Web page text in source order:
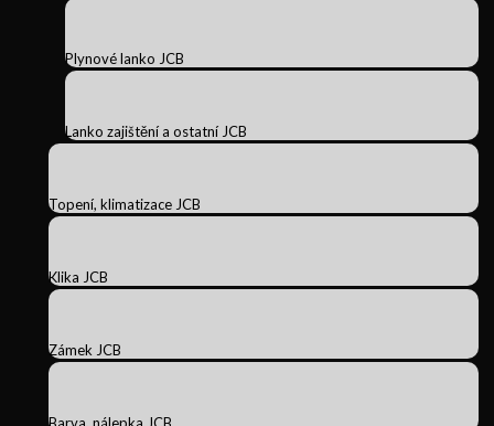
Plynové lanko JCB
Lanko zajištění a ostatní JCB
Topení, klimatizace JCB
Klika JCB
Zámek JCB